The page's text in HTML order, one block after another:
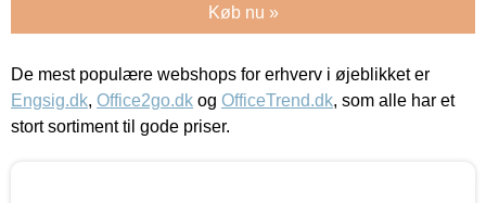
Køb nu »
De mest populære webshops for erhverv i øjeblikket er
Engsig.dk, Office2go.dk og OfficeTrend.dk, som alle har et
stort sortiment til gode priser.